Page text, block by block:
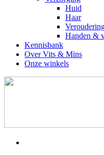
Huid
Haar
Handen &
Kennisbank
Over Vits & Mins
Onze winkels